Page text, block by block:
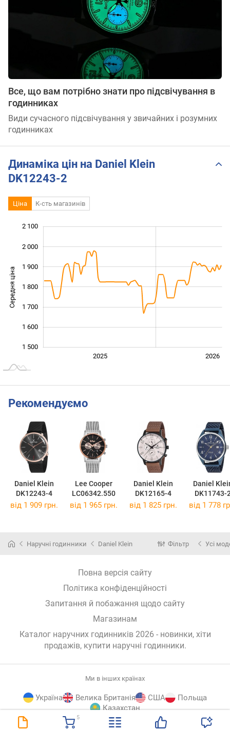
5
Все, що вам потрібно знати про підсвічування в
годинниках
Види сучасного підсвічування у звичайних і розумних
годинниках
Динаміка цін на Daniel Klein
DK12243-2
Ціна К-сть магазинів
Середня ціна 1 500
1 500
1 600
1 700
1 800
1 900
2 000
2 100
2025 2026
Рекомендуємо
Daniel Klein
DK12243-4
Lee Cooper
LC06342.550
Daniel Klein
DK12165-4
Daniel
DK11743-
від 1 909 грн. від 1 965 грн. від 1 825 грн. від 1 778
Наручні годинники Daniel Klein Фільтр Усі
Повна версія сайту
Політика конфіденційності
Запитання й побажання щодо сайту
Магазинам
Каталог наручних годинників 2026 - новинки, хіти
продажів, купити наручні годинники.
Ми в інших країнах
Україна Велика Британія США
Польща
Казахстан